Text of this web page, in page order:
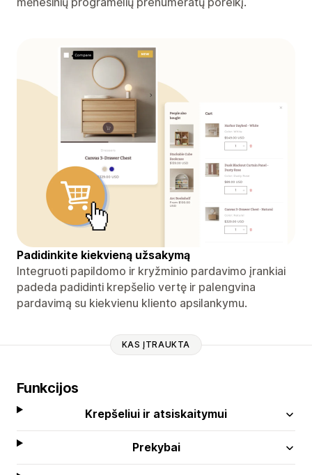
Padidinkite kiekvieną užsakymą
Integruoti papildomo ir kryžminio pardavimo įrankiai
padeda padidinti krepšelio vertę ir palengvina
pardavimą su kiekvienu kliento apsilankymu.
KAS ĮTRAUKTA
Funkcijos
Krepšeliui ir atsiskaitymui
Prekybai